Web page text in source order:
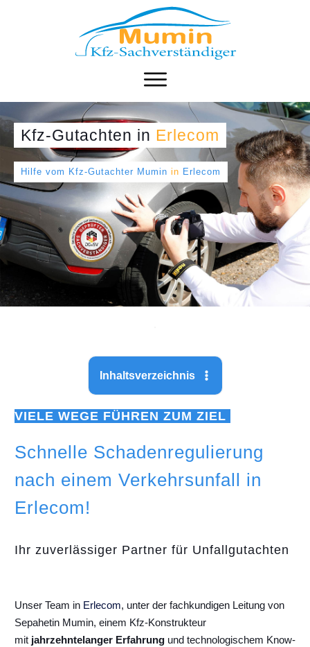
Kfz-Gutachten in Erlecom
Hilfe vom Kfz-Gutachter Mumin in Erlecom
Inhaltsverzeichnis
VIELE WEGE FÜHREN ZUM ZIEL
Schnelle Schadenregulierung
nach einem Verkehrsunfall in
Erlecom!
Ihr zuverlässiger Partner für Unfallgutachten
Unser Team in Erlecom, unter der fachkundigen Leitung von
Sepahetin Mumin, einem Kfz-Konstrukteur
mit jahrzehntelanger Erfahrung und technologischem Know-